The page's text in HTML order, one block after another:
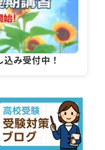
み受付中！